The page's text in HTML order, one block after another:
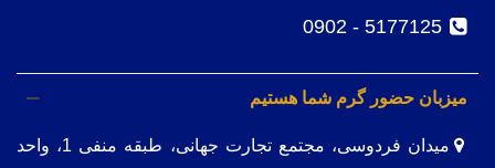
5177125 - 0902
میزبان حضور گرم شما هستیم
میدان فردوسی، مجتمع تجارت جهانی، طبقه منفی 1، واحد